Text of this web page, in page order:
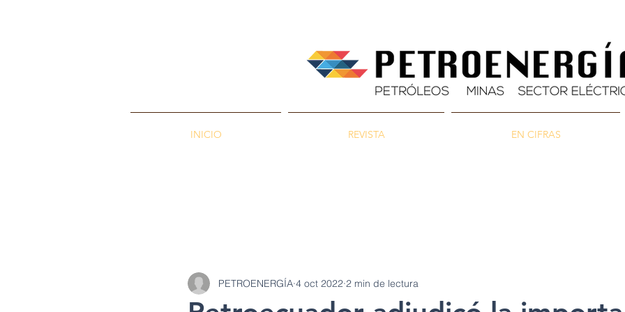
INICIO REVISTA EN CIFRAS
PETROENERGÍA 4 oct 2022 2 min de lectura